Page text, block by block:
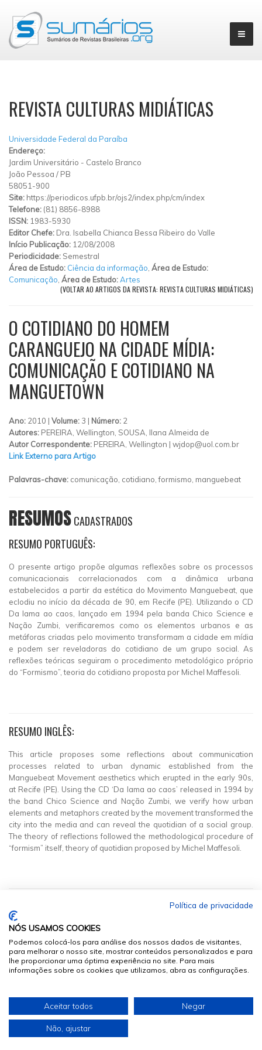
REVISTA CULTURAS MIDIÁTICAS
Universidade Federal da Paraíba
Endereço:
Jardim Universitário - Castelo Branco
João Pessoa / PB
58051-900
Site: https://periodicos.ufpb.br/ojs2/index.php/cm/index
Telefone: (81) 8856-8988
ISSN: 1983-5930
Editor Chefe: Dra. Isabella Chianca Bessa Ribeiro do Valle
Início Publicação: 12/08/2008
Periodicidade: Semestral
Área de Estudo: Ciência da informação Área de Estudo:
Comunicação Área de Estudo:Artes
(VOLTAR AO ARTIGOS DA REVISTA: REVISTA CULTURAS MIDIÁTICAS)
O COTIDIANO DO HOMEM
CARANGUEJO NA CIDADE MÍDIA:
COMUNICAÇÃO E COTIDIANO NA
MANGUETOWN
Ano: 2010 | Volume: 3 | Número: 2
Autores: PEREIRA, Wellington, SOUSA, Ilana Almeida de
Autor Correspondente: PEREIRA, Wellington | wjdop@uol.com.br
Link Externo para Artigo
Palavras-chave: comunicação, cotidiano, formismo, manguebeat
RESUMOSCADASTRADOS
RESUMO PORTUGUÊS:
O presente artigo propõe algumas reflexões sobre os processos
comunicacionais correlacionados com a dinâmica urbana
estabelecidos a partir da estética do Movimento Manguebeat, que
eclodiu no início da década de 90, em Recife (PE). Utilizando o CD
Da lama ao caos, lançado em 1994 pela banda Chico Science e
Nação Zumbi, verificaremos como os elementos urbanos e as
metáforas criadas pelo movimento transformam a cidade em mídia
e podem ser reveladoras do cotidiano de um grupo social. As
reflexões teóricas seguiram o procedimento metodológico próprio
do “Formismo”, teoria do cotidiano proposta por Michel Maffesoli.
RESUMO INGLÊS:
This article proposes some reflections about communication
processes related to urban dynamic established from the
Manguebeat Movement aesthetics which erupted in the early 90s,
at Recife (PE). Using the CD ‘Da lama ao caos’ released in 1994 by
the band Chico Science and Nação Zumbi, we verify how urban
elements and metaphors created by the movement transformed the
city into the media and can reveal the quotidian of a social group.
The theory of reflections followed the methodological procedure of
“formism” itself, theory of quotidian proposed by Michel Maffesoli.
© 2026 Sumários.org
. Todos os Direitos Reservados
Desenvolvido por
Política de privacidade
NÓS USAMOS COOKIES
Podemos colocá-los para análise dos nossos dados de visitantes,
para melhorar o nosso site, mostrar conteúdos personalizados e para
lhe proporcionar uma óptima experiência no site. Para mais
informações sobre os cookies que utilizamos, abra as configurações.
Aceitar todos Negar
Não, ajustar